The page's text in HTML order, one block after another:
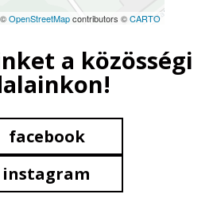
OpenStreetMapcontributors ©CARTO
a közösségi
facebook
instagram